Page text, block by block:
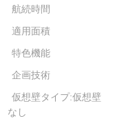
航続時間
適用面積
特色機能
企画技術
仮想壁タイプ:仮想壁
なし